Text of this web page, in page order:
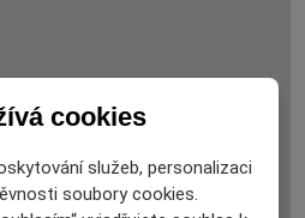
cookies
služeb, personalizaci
soubory cookies.